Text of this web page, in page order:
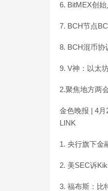
6. BitMEX创始
7. BCH节点
8. BCH混币协
9. V神：以太
2.聚焦地方两
金色晚报 | 4月
LINK
1. 央行旗下金
2. 美SEC诉
3. 福布斯：比